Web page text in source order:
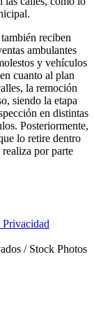
reciben
ambulantes
y vehículos
cuanto al plan
la remoción
siendo la etapa
en distintas
Posteriormente,
lo retire dentro
por parte
/ Stock Photos